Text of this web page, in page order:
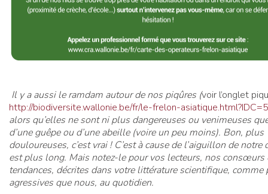
Il y a aussi le ramdam autour de nos piqûres (voir l’onglet
http://biodiversite.wallonie.be/fr/le-frelon-
alors qu’elles ne sont ni plus dangereuses ou venimeuses
d’une guêpe ou d’une abeille (voire un peu moins). Bon, plus
douloureuses, c’est vrai ! C’est à cause de l’aiguillon de notre
est plus long. Mais notez-le pour vos lecteurs, nos consœurs
tendances, décrites dans votre littérature scientifique, comme
agressives que nous, au quotidien.